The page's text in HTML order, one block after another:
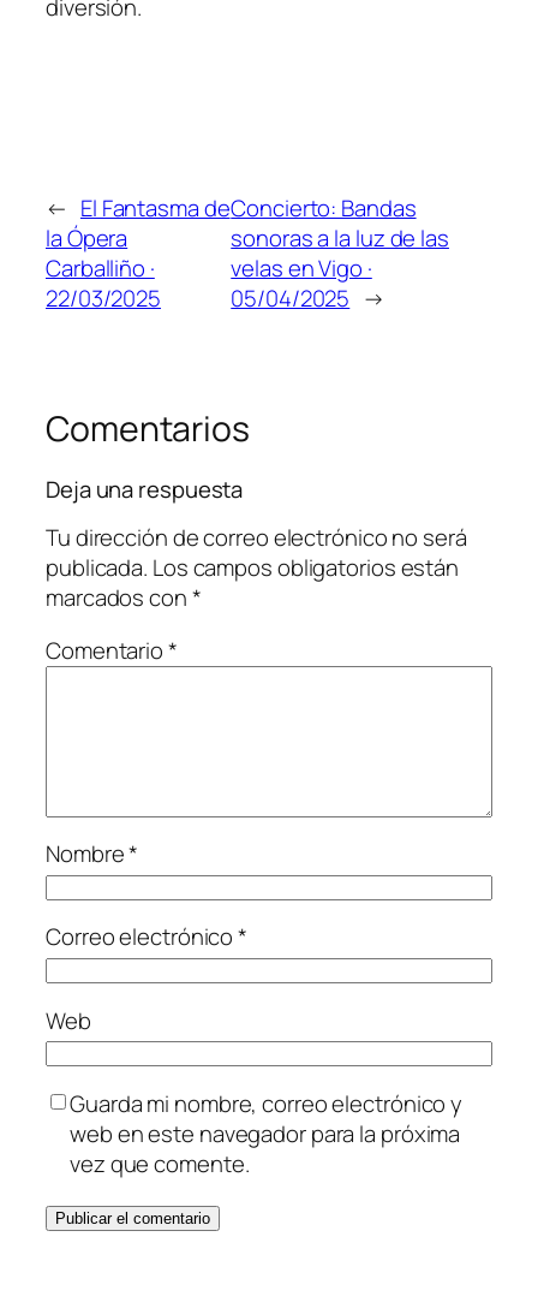
diversión.
← El Fantasma de
la Ópera
Carballiño ·
22/03/2025
Concierto: Bandas
sonoras a la luz de las
velas en Vigo ·
05/04/2025 →
Comentarios
Deja una respuesta
Tu dirección de correo electrónico no será
publicada. Los campos obligatorios están
marcados con*
Comentario*
Nombre*
Correo electrónico*
Web
Guarda mi nombre, correo electrónico y
web en este navegador para la próxima
vez que comente.